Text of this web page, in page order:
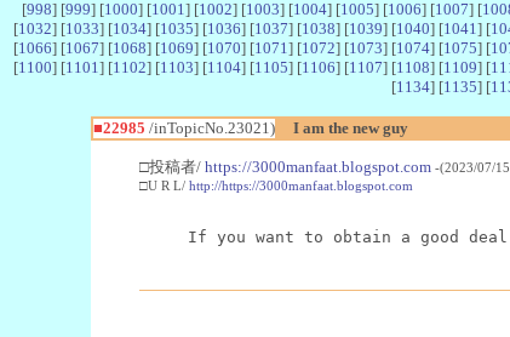
[998] [999] [1000] [1001 ] [1002] [1003] [1004] [1005] [1006] [1007] [
[1032] [1033] [1034] [1035] [1036] [1037] [1038] [1039] [1040] [1041 ] [
[1066] [1067] [1068] [1069] [1070] [1071 ] [1072] [1073] [1074] [1075] [
[1100] [1101 ] [1102] [1103] [1104] [1105] [1106] [1107] [1108] [1109] [
[1134] [1135] [
■22985 /inTopicNo.23021) I am the new guy
□投稿者/ https://3000manfaat.blogspot.com -(2023/07/
□U R L/ http://https://3000manfaat.blogspot.com
If you want to obtain a good